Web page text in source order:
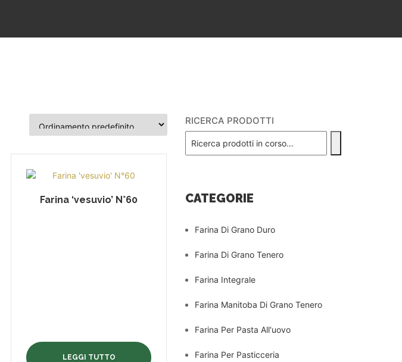
Farina ‘vesuvio’ N°60
LEGGI TUTTO
RICERCA PRODOTTI
CATEGORIE
Farina Di Grano Duro
Farina Di Grano Tenero
Farina Integrale
Farina Manitoba Di Grano Tenero
Farina Per Pasta All'uovo
Farina Per Pasticceria